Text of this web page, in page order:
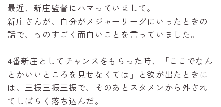
最近、新庄監督にハマっていまして。
新庄さんが、自分がメジャーリーグにいったときの
話で、ものすごく面白いことを言っていました。
4番新庄としてチャンスをもらった時、「ここでなん
とかいいところを見せなくては」と欲が出たときに
は、三振三振三振で、そのあとスタメンから外され
てしばらく落ち込んだ。